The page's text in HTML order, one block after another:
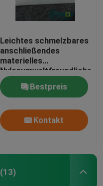
Leichtes schmelzbares
anschließendes
materielles
Nylonumweltfreundliches
50% Polyester-50%
Bestpreis
Kontakt
(13)